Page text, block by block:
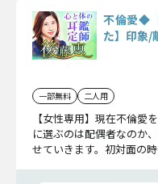
不倫愛◆
た】印象/
一部無料 二人用
【女性専用】現在不倫
に選ぶのは配偶者なのか
せていきます。初対面の